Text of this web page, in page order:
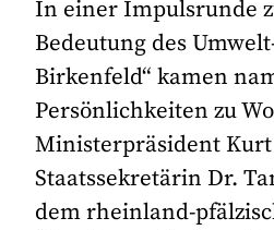
In einer Impulsrunde
Bedeutung des
Birkenfeld“ kamen
Persönlichkeiten zu
Ministerpräsident Kurt
Staatssekretärin Dr.
dem rheinland-